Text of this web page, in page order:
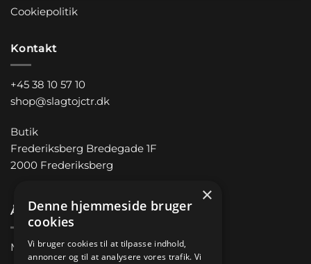
Cookiepolitik
Kontakt
+45 38 10 57 10
shop@slagtojctr.dk
Butik
Frederiksberg Bredegade 1F
2000 Frederiksberg
Åbningstider
Man-Fre 11.00 – 18.00
×
Denne hjemmeside bruger
cookies
Vi bruger cookies til at tilpasse indhold,
annoncer og til at analysere vores trafik. Vi